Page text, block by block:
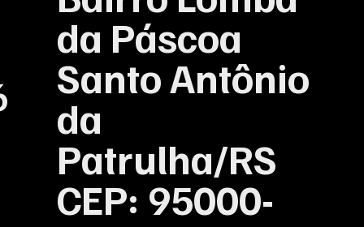
da Páscoa
Santo Antônio
da
Patrulha/RS
CEP: 95000-